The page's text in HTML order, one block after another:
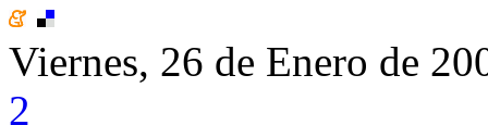
Viernes, 26 de Enero de
2